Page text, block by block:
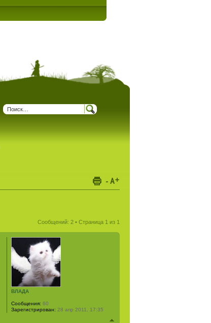
Сообщений: 2 • Страница 1 из 1
ВЛАДА
Сообщения: 60
Зарегистрирован: 28 апр 2011, 17:35